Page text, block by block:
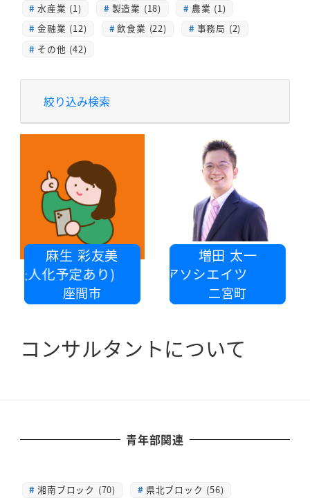
水産業 (1)
製造業 (18)
農業 (1)
金融業 (12)
飲食業 (22)
事務局 (2)
その他 (42)
絞り込み検索
麻生 彩友美
人化予定あり)
座間市
増田 太一
税理士法人SKアソシエイツ
二宮町
コンサルタントについて
青年部関連
湘南ブロック (70)
県北ブロック (56)